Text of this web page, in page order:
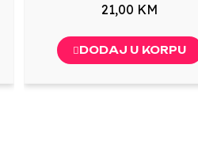
21,00 KM
DODAJ U KORPU